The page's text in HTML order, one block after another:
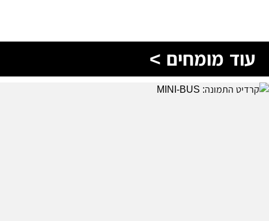
עוד מומחים >